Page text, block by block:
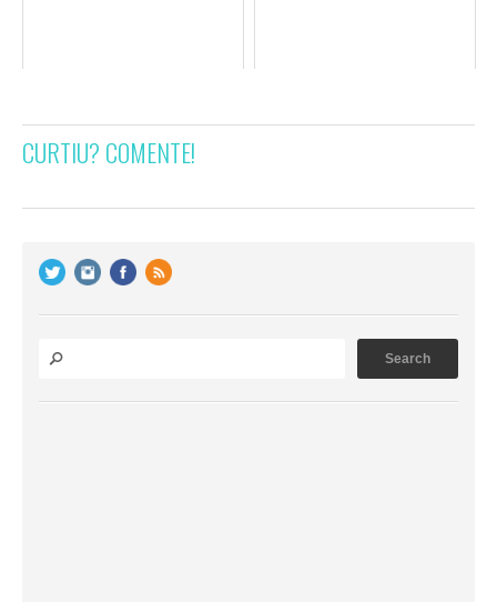
CURTIU? COMENTE!